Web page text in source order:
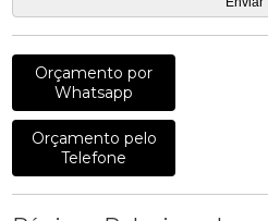
Orçamento por
Whatsapp
Orçamento pelo
Telefone